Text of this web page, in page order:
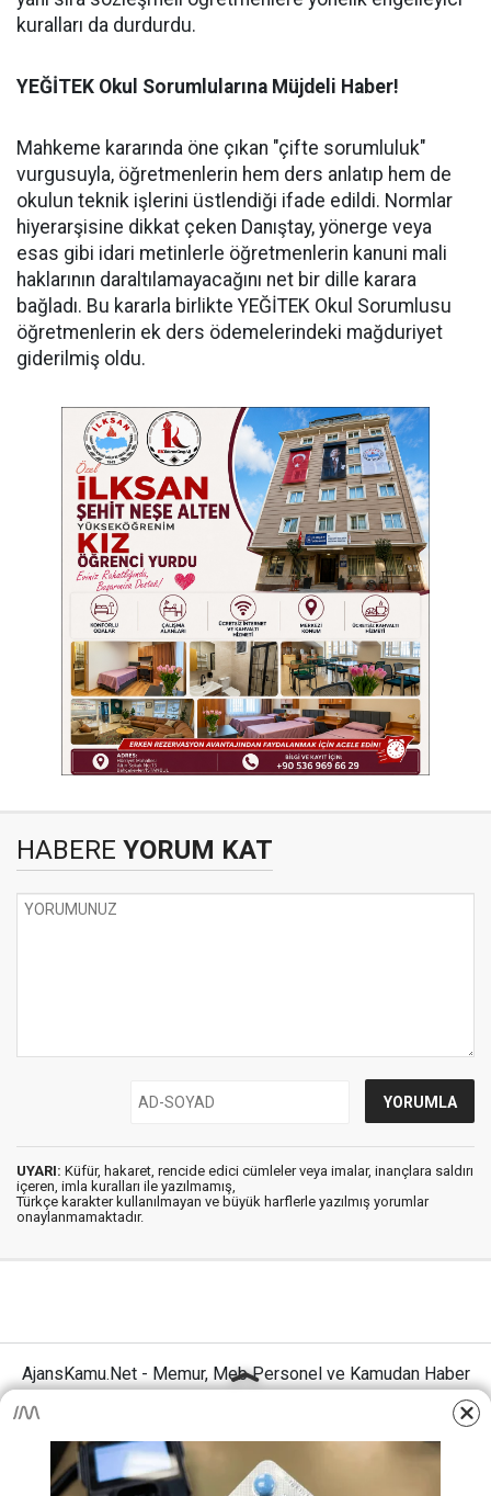
kuralları da durdurdu.
YEĞİTEK Okul Sorumlularına Müjdeli Haber!
Mahkeme kararında öne çıkan "çifte sorumluluk"
vurgusuyla, öğretmenlerin hem ders anlatıp hem de
okulun teknik işlerini üstlendiği ifade edildi. Normlar
hiyerarşisine dikkat çeken Danıştay, yönerge veya
esas gibi idari metinlerle öğretmenlerin kanuni mali
haklarının daraltılamayacağını net bir dille karara
bağladı. Bu kararla birlikte YEĞİTEK Okul Sorumlusu
öğretmenlerin ek ders ödemelerindeki mağduriyet
giderilmiş oldu.
HABERE YORUM KAT
UYARI: Küfür, hakaret, rencide edici cümleler veya imalar, inançlara saldırı
içeren, imla kuralları ile yazılmamış,
Türkçe karakter kullanılmayan ve büyük harflerle yazılmış yorumlar
onaylanmamaktadır.
AjansKamu.Net - Memur, Meb Personel ve Kamudan Haber
Anasayfa Künye İletişim
Sitene Ekle
MEB Personel – Öğretmen Haberleri